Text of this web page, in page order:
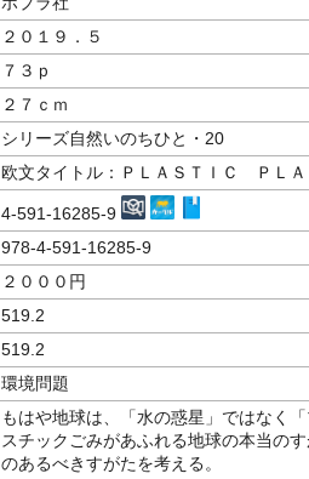
２０１９．５
７３ｐ
２７ｃｍ
シリーズ自然いのちひと・20
欧文タイトル：ＰＬＡＳＴＩＣ ＰＬＡ
4-591-16285-9
978-4-591-16285-9
２０００円
519.2
519.2
環境問題
もはや地球は、「水の惑星」ではなく
スチックごみがあふれる地球の本当の
のあるべきすがたを考える。